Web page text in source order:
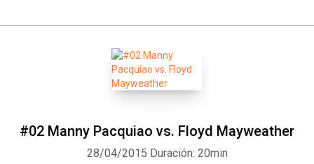
#02 Manny Pacquiao vs. Floyd Mayweather
28/04/2015 Duración: 20min